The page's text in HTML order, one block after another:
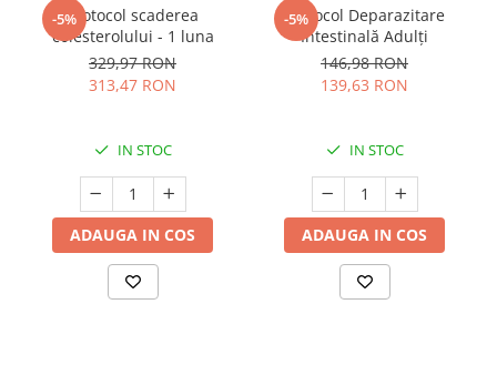
-5%Protocol scaderea
colesterolului - 1 luna
329,97 RON
313,47 RON
IN STOC
ADAUGA IN COS
-5%
Protocol Deparazitare
Intestinală Adulți
146,98 RON
139,63 RON
IN STOC
ADAUGA IN COS